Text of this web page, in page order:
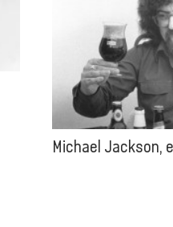
Michael Jackson,